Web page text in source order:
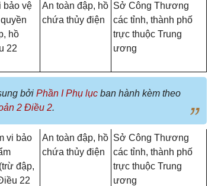
bảo vệ
hồ
22
An toàn đập, hồ
chứa thủy điện
Sở Công Thương
các tỉnh, thành phố
trực thuộc Trung
ương
bởi Phần I Phụ lục ban hành kèm theo
2 Điều 2.
vi bảo
đập,
22
An toàn đập, hồ
chứa thủy điện
Sở Công Thương
các tỉnh, thành phố
trực thuộc Trung
ương